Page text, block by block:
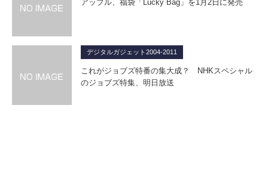
アップル、福袋「Lucky Bag」を1月2日に発売
デジタルガジェット2004-2011
これがジョブズ特番の集大成？ NHKスペシャル
のジョブズ特集、明日放送